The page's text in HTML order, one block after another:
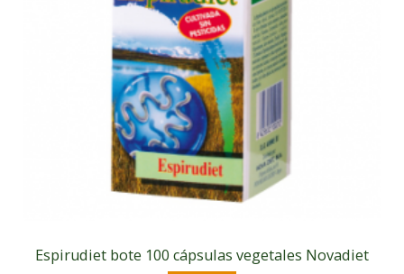
Espirudiet bote 100 cápsulas vegetales Novadiet